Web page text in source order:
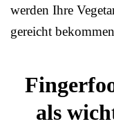
werden Ihre
gereicht
als